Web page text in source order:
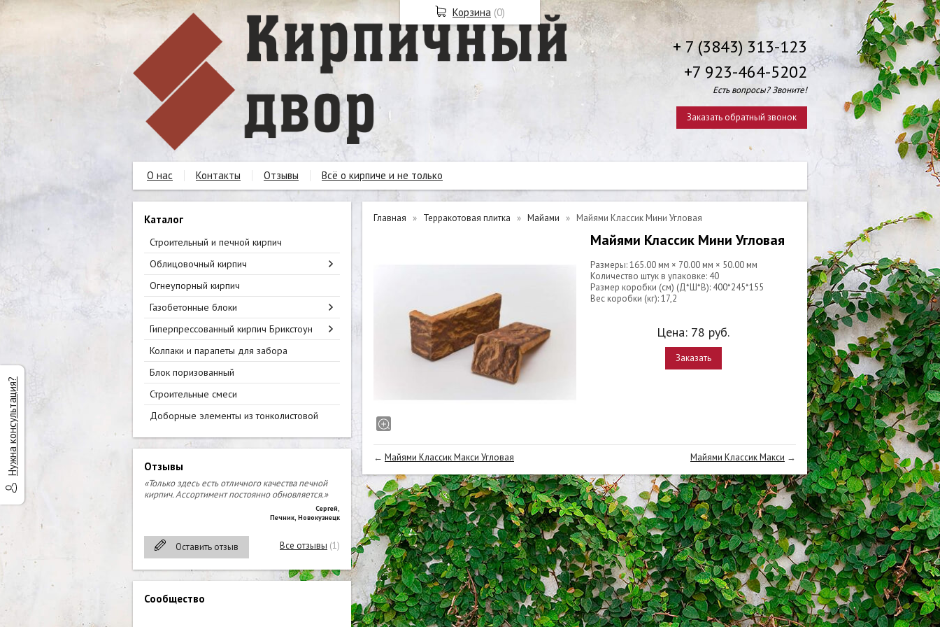
+ 7 (3843) 313-123
+7 923-464-5202
Есть вопросы? Звоните!
Заказать обратный звонок
О нас Контакты Отзывы Всё о кирпиче и не только
Каталог
Строительный и печной кирпич
Облицовочный кирпич
Огнеупорный кирпич
Газобетонные блоки
Гиперпрессованный кирпич Брикстоун
Колпаки и парапеты для забора
Блок поризованный
Строительные смеси
Доборные элементы из тонколистовой
стали
Отзывы
«Только здесь есть отличного качества печной
кирпич. Ассортимент постоянно обновляется.»
Сергей,
Печник, Новокузнецк
Оставить отзыв Все отзывы (1)
Сообщество
Главная Терракотовая плитка Майами Майями Классик Мини Угловая
Майями Классик Мини Угловая
Размеры: 165.00 мм × 70.00 мм × 50.00 мм
Количество штук в упаковке: 40
Размер коробки (см) (Д*Ш*В): 400*245*155
Вес коробки (кг): 17,2
Цена: 78 руб.
Заказать
← Майями Классик Макси Угловая Майями Классик Макси →
Нужна консультация?
Корзина (0)